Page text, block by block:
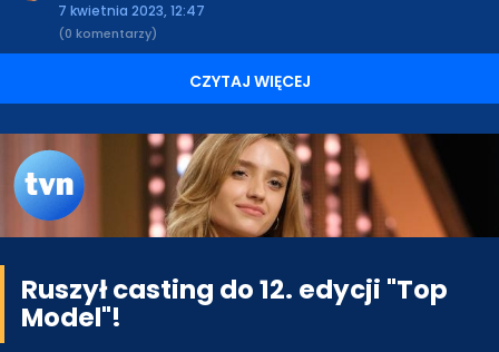
7 kwietnia 2023, 12:47
(0 komentarzy)
CZYTAJ WIĘCEJ
Ruszył casting do 12. edycji "Top
Model"!